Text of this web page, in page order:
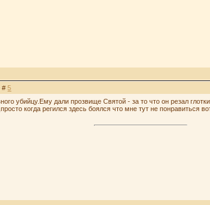
#5
убийцу.Ему дали прозвище Святой - за то что он резал
когда регился здесь боялся что мне тут не понравиться